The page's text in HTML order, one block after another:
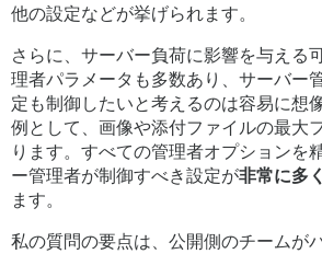
他の設定などが挙げられます。
さらに、サーバー負荷に影響を与える
理者パラメータも多数あり、サーバー
定も制御したいと考えるのは容易に想
例として、画像や添付ファイルの最大
ります。すべての管理者オプションを
ー管理者が制御すべき設定が非常に多く
ます。
私の質問の要点は、公開側のチームが